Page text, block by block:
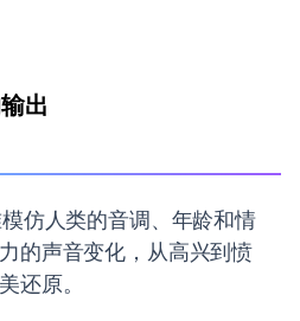
出
仿人类的音调、年龄和情
的声音变化，从高兴到愤
还原。